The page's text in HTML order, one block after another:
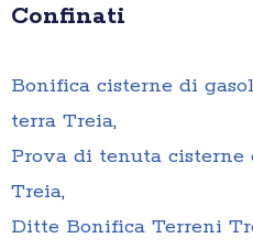
Confinati
Bonifica cisterne di
terra Treia,
Prova di tenuta cisterne
Treia,
Ditte Bonifica Terreni